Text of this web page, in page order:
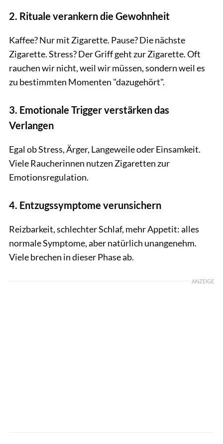
2. Rituale verankern die Gewohnheit
Kaffee? Nur mit Zigarette. Pause? Die nächste
Zigarette. Stress? Der Griff geht zur Zigarette. Oft
rauchen wir nicht, weil wir müssen, sondern weil es
zu bestimmten Momenten "dazugehört".
3. Emotionale Trigger verstärken das
Verlangen
Egal ob Stress, Ärger, Langeweile oder Einsamkeit.
Viele Raucherinnen nutzen Zigaretten zur
Emotionsregulation.
4. Entzugssymptome verunsichern
Reizbarkeit, schlechter Schlaf, mehr Appetit: alles
normale Symptome, aber natürlich unangenehm.
Viele brechen in dieser Phase ab.
ANZEIGE